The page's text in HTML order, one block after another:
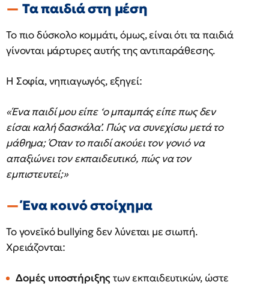
Τα παιδιά στη μέση
Το πιο δύσκολο κομμάτι, όμως, είναι ότι τα παιδιά
γίνονται μάρτυρες αυτής της αντιπαράθεσης.
Η Σοφία, νηπιαγωγός, εξηγεί:
«Ένα παιδί μου είπε ‘ο μπαμπάς είπε πως δεν
είσαι καλή δασκάλα’. Πώς να συνεχίσω μετά το
μάθημα; Όταν το παιδί ακούει τον γονιό να
απαξιώνει τον εκπαιδευτικό, πώς να τον
εμπιστευτεί;»
Ένα κοινό στοίχημα
Το γονεϊκό bullying δεν λύνεται με σιωπή.
Χρειάζονται:
Δομές υποστήριξηςτων εκπαιδευτικών, ώστε